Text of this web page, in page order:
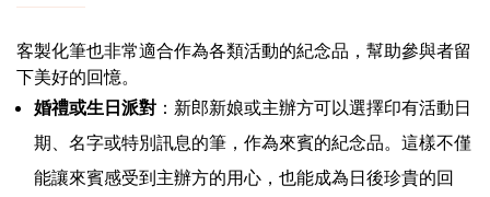
客製化筆也非常適合作為各類活動的紀念品，幫助參與者留
下美好的回憶。
婚禮或生日派對 ：新郎新娘或主辦方可以選擇印有活動日
期、名字或特別訊息的筆，作為來賓的紀念品。這樣不僅
能讓來賓感受到主辦方的用心，也能成為日後珍貴的回